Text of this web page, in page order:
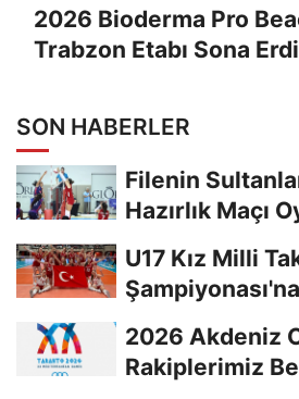
2026 Bioderma Pro
Trabzon Etabı Sona Erdi
SON HABERLER
Filenin
Hazırlık Maçı
U17 Kız Milli
2026 Akdeniz
Rakiplerimiz